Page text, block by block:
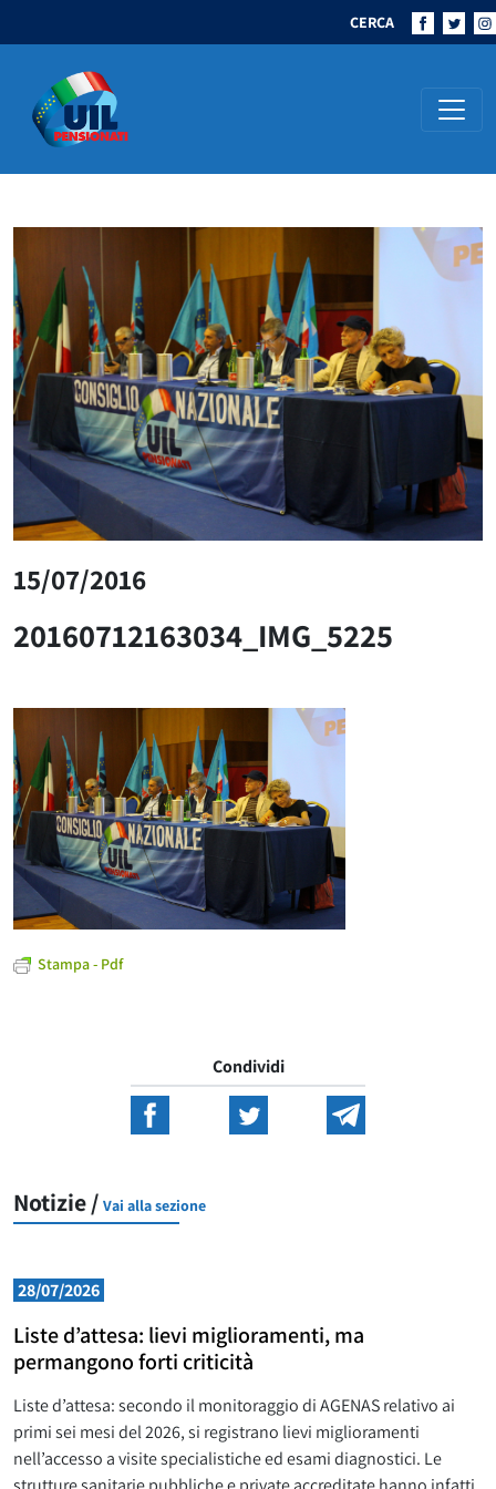
CERCA
Navigazione principale
15/07/2016
20160712163034_IMG_5225
Stampa - Pdf
Condividi
Notizie / Vai alla sezione
28/07/2026
Liste d’attesa: lievi miglioramenti, ma
permangono forti criticità
Liste d’attesa: secondo il monitoraggio di AGENAS relativo ai
primi sei mesi del 2026, si registrano lievi miglioramenti
nell’accesso a visite specialistiche ed esami diagnostici. Le